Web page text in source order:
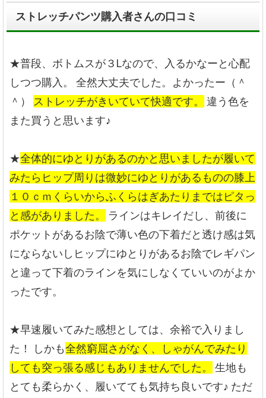
ストレッチパンツ購入者さんの口コミ
★普段、ボトムスが３Lなので、入るかなーと心配
しつつ購入。
全然大丈夫でした。よかったー（＾
＾）
ストレッチがきいていて快適です。
違う色を
また買うと思います♪
★全体的にゆとりがあるのかと思いましたが履いて
みたらヒップ周りは微妙にゆとりがあるものの膝上
１０ｃｍくらいからふくらはぎあたりまではピタっ
と感がありました。
ラインはキレイだし、前後に
ポケットがあるお陰で薄い色の下着だと透け感は気
にならないしヒップにゆとりがあるお陰でレギパン
と違って下着のラインを気にしなくていいのがよか
ったです。
★早速履いてみた感想としては、余裕で入りまし
た！
しかも全然窮屈さがなく、しゃがんでみたり
しても突っ張る感じもありませんでした。
生地も
とても柔らかく、履いてても気持ち良いです♪ ただ